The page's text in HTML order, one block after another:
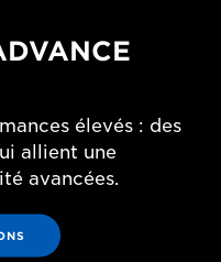
élevés : des
allient une
avancées.